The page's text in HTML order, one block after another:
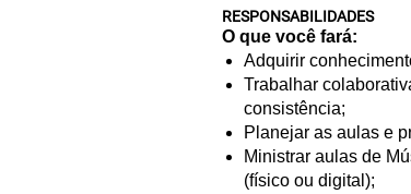
RESPONSABILIDADES
O que você fará:
Adquirir
Trabalhar
consistência;
Planejar as aulas e
Ministrar aulas de
(físico ou digital);